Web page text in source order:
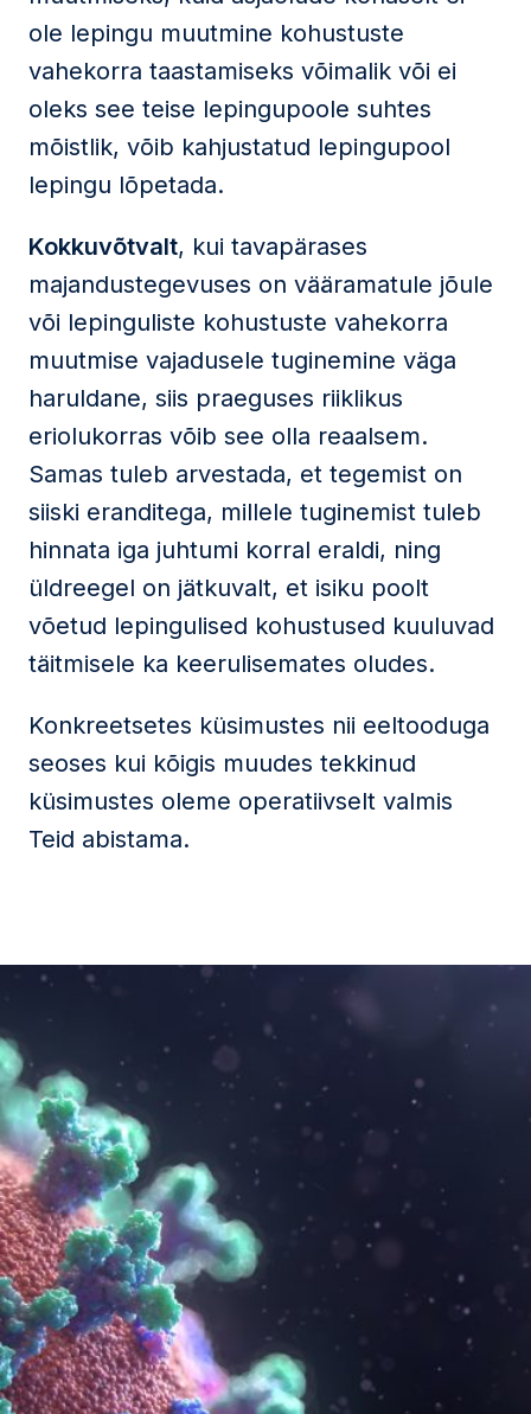
ole lepingu muutmine kohustuste
vahekorra taastamiseks võimalik või ei
oleks see teise lepingupoole suhtes
mõistlik, võib kahjustatud lepingupool
lepingu lõpetada.
Kokkuvõtvalt, kui tavapärases
majandustegevuses on vääramatule jõule
või lepinguliste kohustuste vahekorra
muutmise vajadusele tuginemine väga
haruldane, siis praeguses riiklikus
eriolukorras võib see olla reaalsem.
Samas tuleb arvestada, et tegemist on
siiski eranditega, millele tuginemist tuleb
hinnata iga juhtumi korral eraldi, ning
üldreegel on jätkuvalt, et isiku poolt
võetud lepingulised kohustused kuuluvad
täitmisele ka keerulisemates oludes.
Konkreetsetes küsimustes nii eeltooduga
seoses kui kõigis muudes tekkinud
küsimustes oleme operatiivselt valmis
Teid abistama.